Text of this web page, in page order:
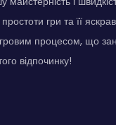
гри та її
процесом, що
відпочинку!